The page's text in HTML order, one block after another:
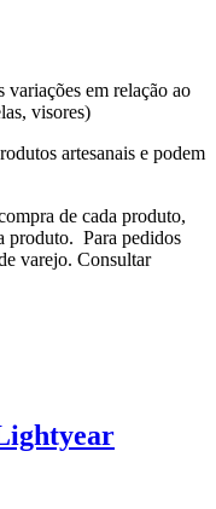
em relação ao
visores)
artesanais e podem
de cada produto,
produto. Para pedidos
varejo. Consultar